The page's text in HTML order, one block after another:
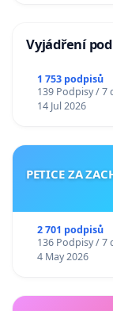
Vyjádření
1 753 podpisů
139 Podpisy / 7
14 Jul 2026
PETICE ZA
2 701 podpisů
136 Podpisy / 7
4 May 2026